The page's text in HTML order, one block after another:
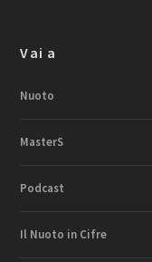
Vai a
Nuoto
MasterS
Podcast
Il Nuoto in Cifre